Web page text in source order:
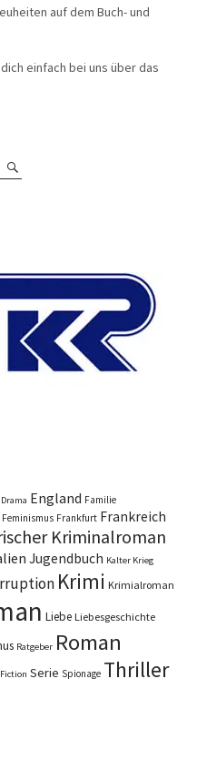
auf dem Buch- und
einfach bei uns über das
Drama England Familie
Feminismus Frankfurt Frankreich
Kriminalroman
Jugendbuch Kalter Krieg
Krimi Krimialroman
Liebe Liebesgeschichte
Ratgeber Roman
Serie Spionage Thriller